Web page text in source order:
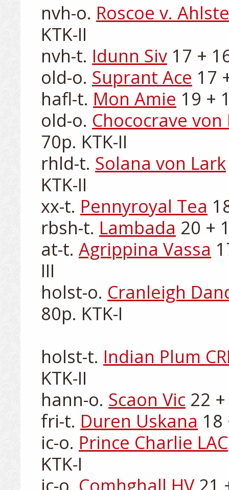
nvh-o. Roscoe v.
KTK-II
nvh-t. Idunn Siv 17 +
old-o. Suprant Ace 17
hafl-t. Mon Amie 19 +
old-o. Chococrave von
70p. KTK-II
rhld-t. Solana von Lark
KTK-II
xx-t. Pennyroyal Tea
rbsh-t. Lambada 20 +
at-t. Agrippina Vassa
III
holst-o. Cranleigh
80p. KTK-I
holst-t. Indian Plum
KTK-II
hann-o. Scaon Vic 22
fri-t. Duren Uskana 18
ic-o. Prince Charlie LAC
KTK-I
ic-o. Comhghall HV 21